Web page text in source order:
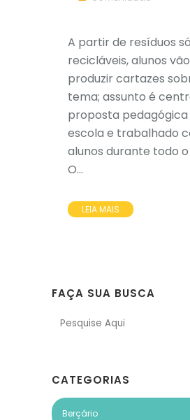
A partir de resíduos
recicláveis, alunos vão
produzir cartazes
tema; assunto é
proposta pedagógica
escola e trabalhado
alunos durante todo
O...
LEIA MAIS
FAÇA SUA BUSCA
CATEGORIAS
Berçário